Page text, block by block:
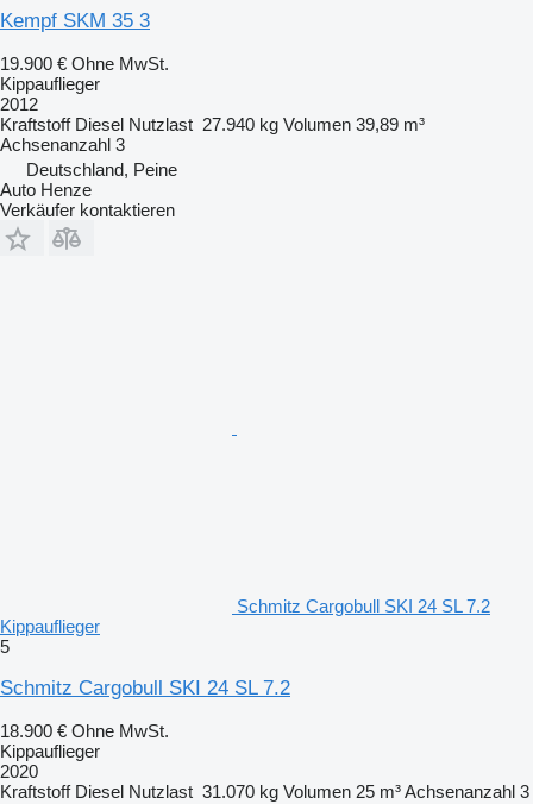
Kempf SKM 35 3
19.900 € Ohne MwSt.
Kippauflieger
2012
Kraftstoff Diesel Nutzlast 27.940 kg Volumen 39,89 m³
Achsenanzahl 3
Deutschland, Peine
Auto Henze
Verkäufer kontaktieren
Schmitz Cargobull SKI 24 SL 7.2
Kippauflieger
5
Schmitz Cargobull SKI 24 SL 7.2
18.900 € Ohne MwSt.
Kippauflieger
2020
Kraftstoff Diesel Nutzlast 31.070 kg Volumen 25 m³Achsenanzahl 3